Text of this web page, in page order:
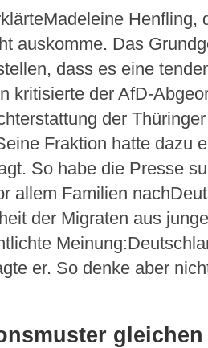
Henfling,
auskomme. Das
dass es eine
kritisierte der AfD-
der
Fraktion hatte dazu
So habe die Presse
allem Familien
der Migraten aus
er. So denke aber